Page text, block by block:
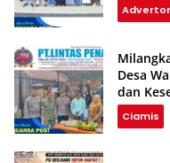
Desa
dan
Ciamis